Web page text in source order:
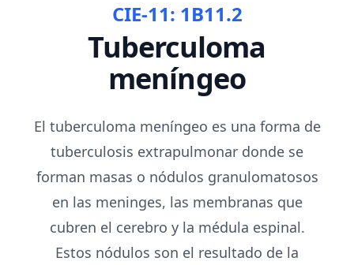
CIE-11: 1B11.2
Tuberculoma
meníngeo
El tuberculoma meníngeo es una forma de
tuberculosis extrapulmonar donde se
forman masas o nódulos granulomatosos
en las meninges, las membranas que
cubren el cerebro y la médula espinal.
Estos nódulos son el resultado de la